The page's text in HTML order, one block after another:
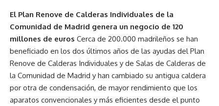
El Plan Renove de Calderas Individuales de la
Comunidad de Madrid genera un negocio de 120
millones de euros Cerca de 200.000 madrileños se han
beneficiado en los dos últimos años de las ayudas del Plan
Renove de Calderas Individuales y de Salas de Calderas de
la Comunidad de Madrid y han cambiado su antigua caldera
por otra de condensación, de mayor rendimiento que los
aparatos convencionales y más eficientes desde el punto